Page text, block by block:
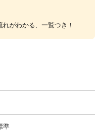
がわかる、一覧つき！
準